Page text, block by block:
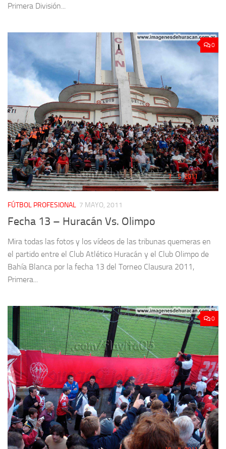
Primera División...
0
FÚTBOL PROFESIONAL 7 MAYO, 2011
Fecha 13 – Huracán Vs. Olimpo
Mira todas las fotos y los vídeos de las tribunas quemeras en
el partido entre el Club Atlético Huracán y el Club Olimpo de
Bahía Blanca por la fecha 13 del Torneo Clausura 2011,
Primera...
0